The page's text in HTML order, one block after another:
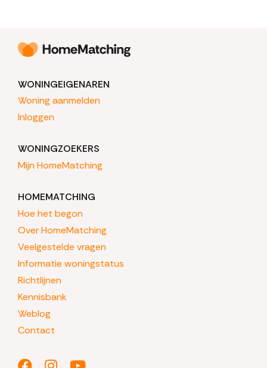
WONINGEIGENAREN
Woning aanmelden
Inloggen
WONINGZOEKERS
Mijn HomeMatching
HOMEMATCHING
Hoe het begon
Over HomeMatching
Veelgestelde vragen
Informatie woningstatus
Richtlijnen
Kennisbank
Weblog
Contact